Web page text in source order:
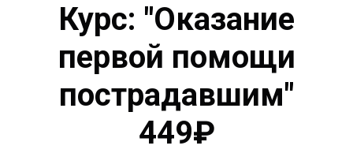
Курс: "Оказание
первой помощи
пострадавшим"
449₽